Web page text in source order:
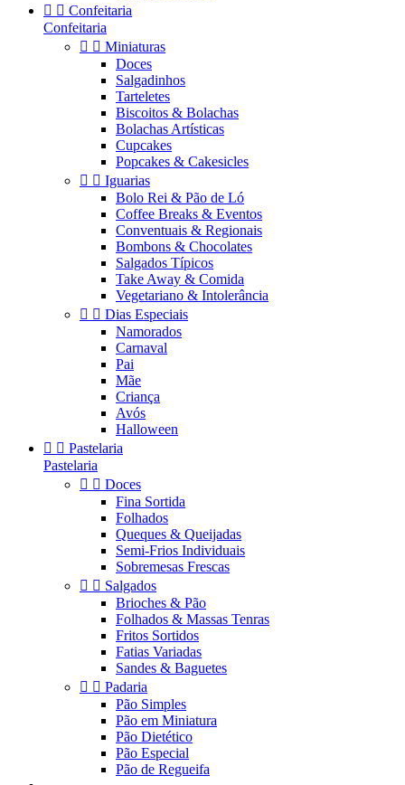
  Confeitaria
Confeitaria
  Miniaturas
Doces
Salgadinhos
Tarteletes
Biscoitos & Bolachas
Bolachas Artísticas
Cupcakes
Popcakes & Cakesicles
  Iguarias
Bolo Rei & Pão de Ló
Coffee Breaks & Eventos
Conventuais & Regionais
Bombons & Chocolates
Salgados Típicos
Take Away & Comida
Vegetariano & Intolerância
  Dias Especiais
Namorados
Carnaval
Pai
Mãe
Criança
Avós
Halloween
  Pastelaria
Pastelaria
  Doces
Fina Sortida
Folhados
Queques & Queijadas
Semi-Frios Individuais
Sobremesas Frescas
  Salgados
Brioches & Pão
Folhados & Massas Tenras
Fritos Sortidos
Fatias Variadas
Sandes & Baguetes
  Padaria
Pão Simples
Pão em Miniatura
Pão Dietético
Pão Especial
Pão de Regueifa